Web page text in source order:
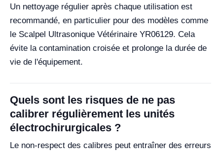
Un nettoyage régulier après chaque utilisation est
recommandé, en particulier pour des modèles comme
le Scalpel Ultrasonique Vétérinaire YR06129. Cela
évite la contamination croisée et prolonge la durée de
vie de l'équipement.
Quels sont les risques de ne pas
calibrer régulièrement les unités
électrochirurgicales ?
Le non-respect des calibres peut entraîner des erreurs